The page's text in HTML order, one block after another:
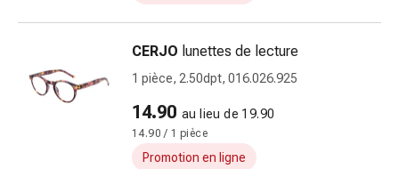
accessoires
Bandages
filets
tubulaires
Matériel
CERJO lunettes de lecture
1 pièce, 2.50dpt, 016.026.925
14.90 au lieu de 19.90
14.90 / 1 pièce
Promotion en ligne